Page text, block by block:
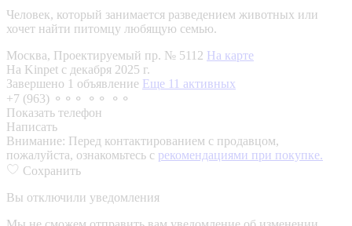
Человек, который занимается разведением животных или
хочет найти питомцу любящую семью.
Москва, Проектируемый пр. № 5112 На карте
На Kinpet c декабря 2025 г.
Завершено 1 объявление Еще 11 активных
+7 (963) ⚬⚬⚬ ⚬⚬ ⚬⚬
Показать телефон
Написать
Внимание: Перед контактированием с продавцом,
пожалуйста, ознакомьтесь с рекомендациями при покупке.
Сохранить
Вы отключили уведомления